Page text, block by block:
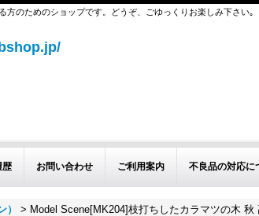
方のためのショップです。どうぞ、ごゆっくりお楽しみ下さい｡
歴 お問い合わせ ご利用案内 不良品の対応に
> Model Scene[MK204]枝打ちしたカラマツの木 秋